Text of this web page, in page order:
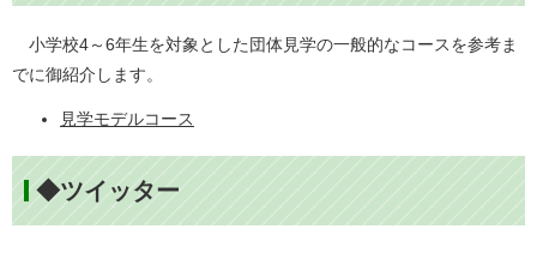
小学校4～6年生を対象とした団体見学の一般的なコースを参考ま
でに御紹介します。
見学モデルコース
◆ツイッター